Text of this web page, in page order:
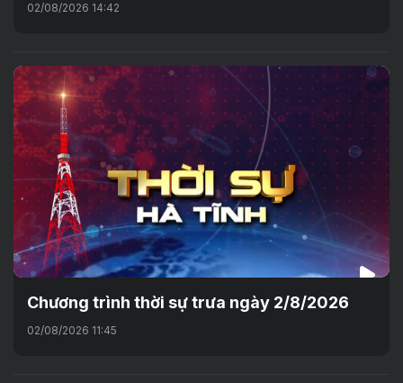
02/08/2026 14:42
Chương trình thời sự trưa ngày 2/8/2026
02/08/2026 11:45